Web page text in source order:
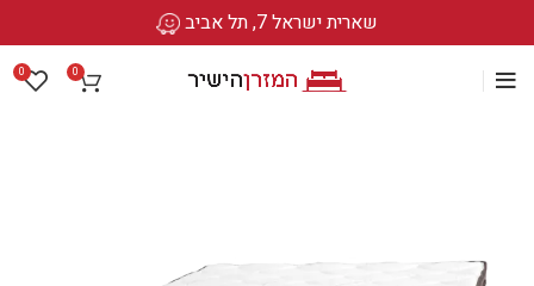
שארית ישראל 7, תל אביב
0
0